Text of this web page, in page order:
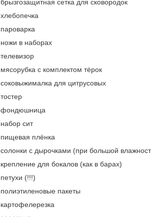
брызгозащитная сетка для сковородок
хлебопечка
пароварка
ножи в наборах
телевизор
мясорубка с комплектом тёрок
соковыжималка для цитрусовых
тостер
фондюшница
набор сит
пищевая плёнка
солонки с дырочками (при большой
крепление для бокалов (как в барах)
петухи (!!!)
полиэтиленовые пакеты
картофелерезка